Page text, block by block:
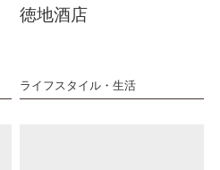
徳地酒店
ライフスタイル・生活